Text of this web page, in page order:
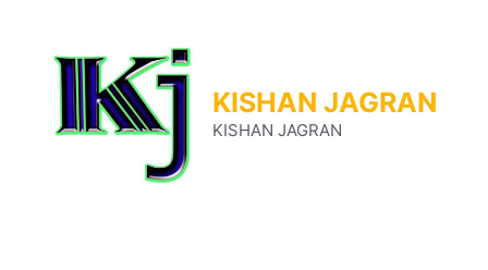
content
KISHAN JAGRAN
KISHAN JAGRAN